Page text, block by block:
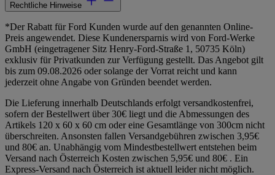
Rechtliche Hinweise
*Der Rabatt für Ford Kunden wurde auf den genannten Online-
Preis angewendet. Diese Kundenersparnis wird von Ford-Werke
GmbH (eingetragener Sitz Henry-Ford-Straße 1, 50735 Köln)
exklusiv für Privatkunden zur Verfügung gestellt. Das Angebot gilt
bis zum 09.08.2026 oder solange der Vorrat reicht und kann
jederzeit ohne Angabe von Gründen beendet werden.
Die Lieferung innerhalb Deutschlands erfolgt versandkostenfrei,
sofern der Bestellwert über 30€ liegt und die Abmessungen des
Artikels 120 x 60 x 60 cm oder eine Gesamtlänge von 300cm nicht
überschreiten. Ansonsten fallen Versandgebühren zwischen 3,95€
und 80€ an. Unabhängig vom Mindestbestellwert entstehen beim
Versand nach Österreich Kosten zwischen 5,95€ und 80€ . Ein
Express-Versand nach Österreich ist aktuell leider nicht möglich.